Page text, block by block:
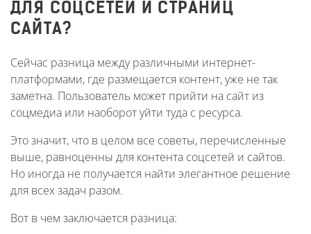
ДЛЯ СОЦСЕТЕЙ И СТРАНИЦ
САЙТА?
Сейчас разница между различными интернет-
платформами, где размещается контент, уже не так
заметна. Пользователь может прийти на сайт из
соцмедиа или наоборот уйти туда с ресурса.
Это значит, что в целом все советы, перечисленные
выше, равноценны для контента соцсетей и сайтов.
Но иногда не получается найти элегантное решение
для всех задач разом.
Вот в чем заключается разница: